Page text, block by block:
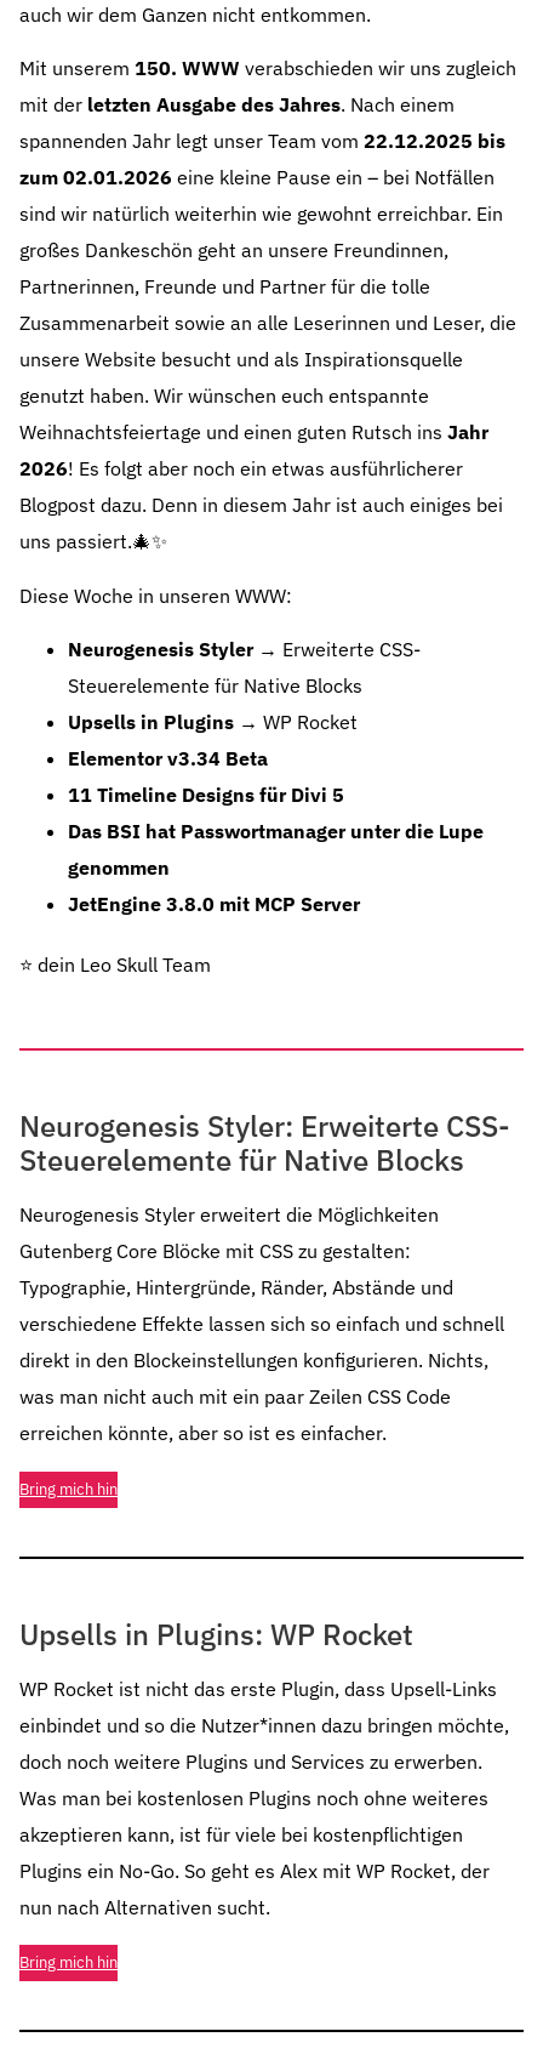
auch wir dem Ganzen nicht entkommen.
Mit unserem 150. WWW verabschieden wir uns zugleich
mit der letzten Ausgabe des Jahres. Nach einem
spannenden Jahr legt unser Team vom 22.12.2025 bis
zum 02.01.2026 eine kleine Pause ein – bei Notfällen
sind wir natürlich weiterhin wie gewohnt erreichbar. Ein
großes Dankeschön geht an unsere Freundinnen,
Partnerinnen, Freunde und Partner für die tolle
Zusammenarbeit sowie an alle Leserinnen und Leser, die
unsere Website besucht und als Inspirationsquelle
genutzt haben. Wir wünschen euch entspannte
Weihnachtsfeiertage und einen guten Rutsch ins Jahr
2026! Es folgt aber noch ein etwas ausführlicherer
Blogpost dazu. Denn in diesem Jahr ist auch einiges bei
uns passiert.🎄✨
Diese Woche in unseren WWW:
Neurogenesis Styler → Erweiterte CSS-
Steuerelemente für Native Blocks
Upsells in Plugins → WP Rocket
Elementor v3.34 Beta
11 Timeline Designs für Divi 5
Das BSI hat Passwortmanager unter die Lupe
genommen
JetEngine 3.8.0 mit MCP Server
⭐️ dein Leo Skull Team
Neurogenesis Styler: Erweiterte CSS-
Steuerelemente für Native Blocks
Neurogenesis Styler erweitert die Möglichkeiten
Gutenberg Core Blöcke mit CSS zu gestalten:
Typographie, Hintergründe, Ränder, Abstände und
verschiedene Effekte lassen sich so einfach und schnell
direkt in den Blockeinstellungen konfigurieren. Nichts,
was man nicht auch mit ein paar Zeilen CSS Code
erreichen könnte, aber so ist es einfacher.
Bring mich hin
Upsells in Plugins: WP Rocket
WP Rocket ist nicht das erste Plugin, dass Upsell-Links
einbindet und so die Nutzer*innen dazu bringen möchte,
doch noch weitere Plugins und Services zu erwerben.
Was man bei kostenlosen Plugins noch ohne weiteres
akzeptieren kann, ist für viele bei kostenpflichtigen
Plugins ein No-Go. So geht es Alex mit WP Rocket, der
nun nach Alternativen sucht.
Bring mich hin